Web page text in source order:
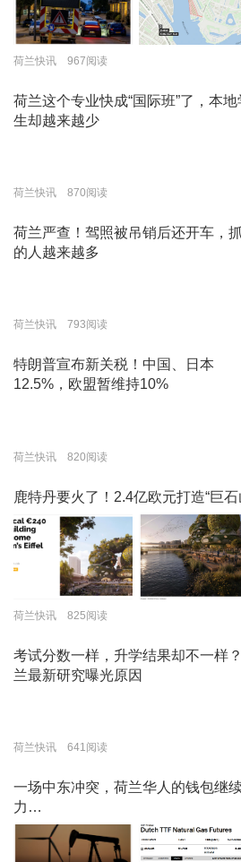
荷兰快讯 967阅读
荷兰这个专业快成“国际班”了，本地
生却越来越少
荷兰快讯 870阅读
荷兰严查！驾照被吊销后还开车，
的人越来越多
荷兰快讯 793阅读
特朗普宣布新关税！中国、日本
12.5%，欧盟暂维持10%
荷兰快讯 820阅读
鹿特丹要火了！2.4亿欧元打造“巨
荷兰快讯 825阅读
考试分数一样，升学结果却不一样
兰最新研究曝光原因
荷兰快讯 641阅读
一场中东冲突，荷兰华人的钱包继
力…